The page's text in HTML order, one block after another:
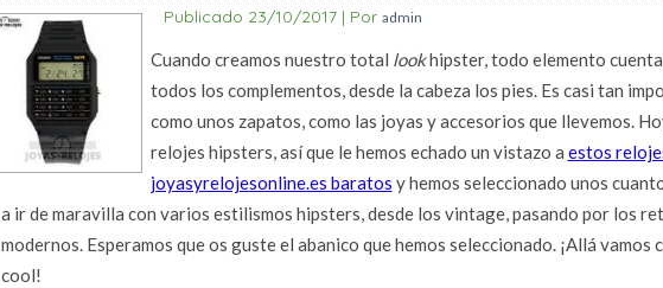
Publicado 23/10/2017| Por admin
Cuando creamos nuestro total lookhipster, todo elemento
todos los complementos, desde la cabeza los pies. Es casi tan
como unos zapatos, como las joyas y accesorios que llevemos.
relojes hipsters, así que le hemos echado un vistazo a estos
joyasyrelojesonline.es baratos y hemos seleccionado unos
a ir de maravilla con varios estilismos hipsters, desde los vintage, pasando por los
modernos. Esperamos que os guste el abanico que hemos seleccionado. ¡Allá vamos
cool!